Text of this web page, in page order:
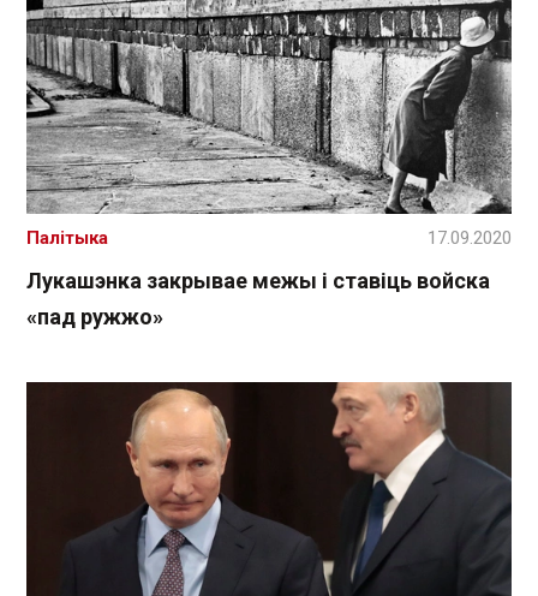
Лукашэнка закрывае межы і ставіць войска
«пад ружжо»
Палітыка 17.09.2020